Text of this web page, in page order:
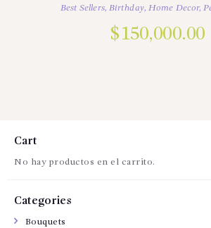
Best Sellers, Birthday, Home Decor,
$150,000.00
Cart
No hay productos en el carrito.
Categories
Bouquets